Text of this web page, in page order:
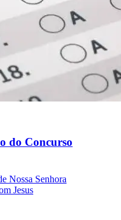
do Concurso